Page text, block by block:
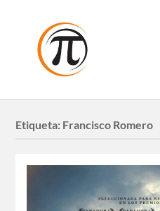
Etiqueta: Francisco Romero